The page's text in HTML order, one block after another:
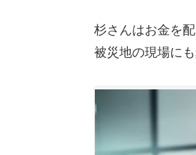
杉さんはお金を
被災地の現場に